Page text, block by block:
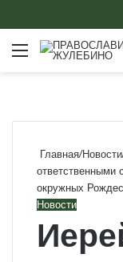
Меню
Главная/Новости
ответственными
окружных
Новости